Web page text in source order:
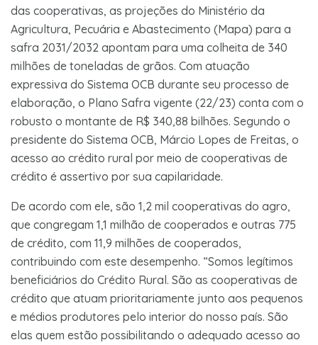
das cooperativas, as projeções do Ministério da
Agricultura, Pecuária e Abastecimento (Mapa) para a
safra 2031/2032 apontam para uma colheita de 340
milhões de toneladas de grãos. Com atuação
expressiva do Sistema OCB durante seu processo de
elaboração, o Plano Safra vigente (22/23) conta com o
robusto o montante de R$ 340,88 bilhões. Segundo o
presidente do Sistema OCB, Márcio Lopes de Freitas, o
acesso ao crédito rural por meio de cooperativas de
crédito é assertivo por sua capilaridade.
De acordo com ele, são 1,2 mil cooperativas do agro,
que congregam 1,1 milhão de cooperados e outras 775
de crédito, com 11,9 milhões de cooperados,
contribuindo com este desempenho. “Somos legítimos
beneficiários do Crédito Rural. São as cooperativas de
crédito que atuam prioritariamente junto aos pequenos
e médios produtores pelo interior do nosso país. São
elas quem estão possibilitando o adequado acesso ao